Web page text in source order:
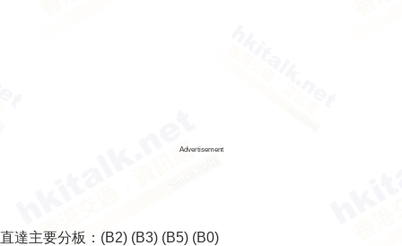
Advertisement
直達主要分板： (B2) (B3) (B5) (B0)